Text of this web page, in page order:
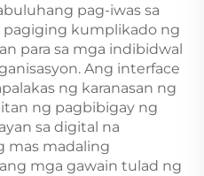
pag-iwas sa
pagiging kumplikado ng
para sa mga indibidwal
Ang interface
ng karanasan ng
ng pagbibigay ng
sa digital na
mas madaling
mga gawain tulad ng